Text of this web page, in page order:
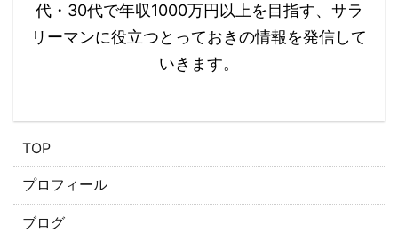
代・30代で年収1000万円以上を目指す、サラ
リーマンに役立つとっておきの情報を発信して
いきます。
​TOP
プロフィール
ブログ